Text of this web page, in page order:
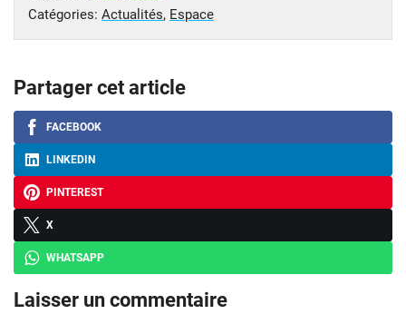
Catégories: Actualités, Espace
Partager cet article
FACEBOOK
LINKEDIN
PINTEREST
X
WHATSAPP
Laisser un commentaire